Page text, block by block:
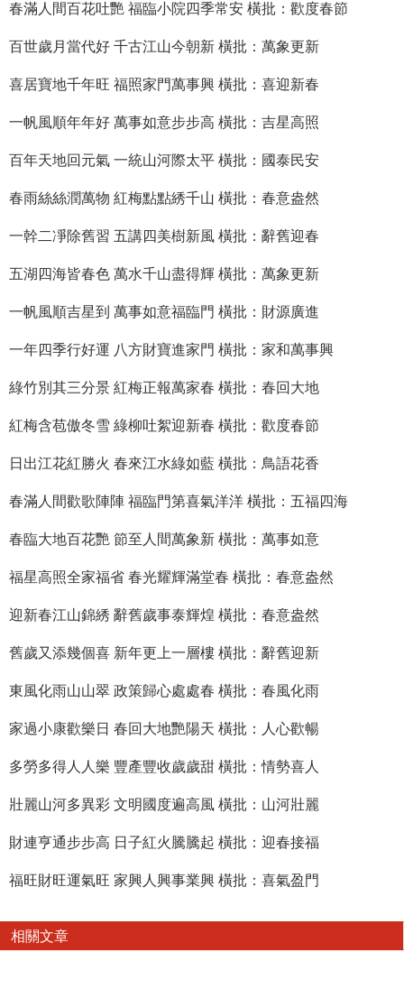
春滿人間百花吐艷 福臨小院四季常安 橫批：歡度春節
百世歲月當代好 千古江山今朝新 橫批：萬象更新
喜居寶地千年旺 福照家門萬事興 橫批：喜迎新春
一帆風順年年好 萬事如意步步高 橫批：吉星高照
百年天地回元氣 一統山河際太平 橫批：國泰民安
春雨絲絲潤萬物 紅梅點點綉千山 橫批：春意盎然
一幹二凈除舊習 五講四美樹新風 橫批：辭舊迎春
五湖四海皆春色 萬水千山盡得輝 橫批：萬象更新
一帆風順吉星到 萬事如意福臨門 橫批：財源廣進
一年四季行好運 八方財寶進家門 橫批：家和萬事興
綠竹別其三分景 紅梅正報萬家春 橫批：春回大地
紅梅含苞傲冬雪 綠柳吐絮迎新春 橫批：歡度春節
日出江花紅勝火 春來江水綠如藍 橫批：鳥語花香
春滿人間歡歌陣陣 福臨門第喜氣洋洋 橫批：五福四海
春臨大地百花艷 節至人間萬象新 橫批：萬事如意
福星高照全家福省 春光耀輝滿堂春 橫批：春意盎然
迎新春江山錦綉 辭舊歲事泰輝煌 橫批：春意盎然
舊歲又添幾個喜 新年更上一層樓 橫批：辭舊迎新
東風化雨山山翠 政策歸心處處春 橫批：春風化雨
家過小康歡樂日 春回大地艷陽天 橫批：人心歡暢
多勞多得人人樂 豐產豐收歲歲甜 橫批：情勢喜人
壯麗山河多異彩 文明國度遍高風 橫批：山河壯麗
財連亨通步步高 日子紅火騰騰起 橫批：迎春接福
福旺財旺運氣旺 家興人興事業興 橫批：喜氣盈門
相關文章